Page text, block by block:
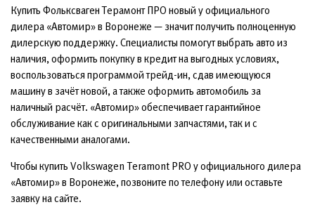
Купить Фольксваген Терамонт ПРО новый у официального
дилера «Автомир» в Воронеже — значит получить полноценную
дилерскую поддержку. Специалисты помогут выбрать авто из
наличия, оформить покупку в кредит на выгодных условиях,
воспользоваться программой трейд-ин, сдав имеющуюся
машину в зачёт новой, а также оформить автомобиль за
наличный расчёт. «Автомир» обеспечивает гарантийное
обслуживание как с оригинальными запчастями, так и с
качественными аналогами.
Чтобы купить Volkswagen Teramont PRO у официального дилера
«Автомир» в Воронеже, позвоните по телефону или оставьте
заявку на сайте.